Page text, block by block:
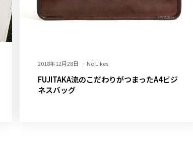
2018年12月28日 No Likes
FUJITAKA流のこだわりがつまったA4ビジ
ネスバッグ